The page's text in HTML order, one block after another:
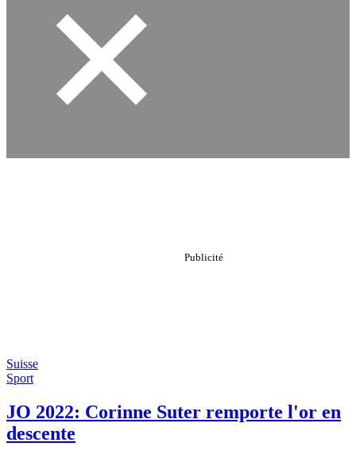
Suisse
Sport
JO 2022: Corinne Suter remporte l'or en
descente